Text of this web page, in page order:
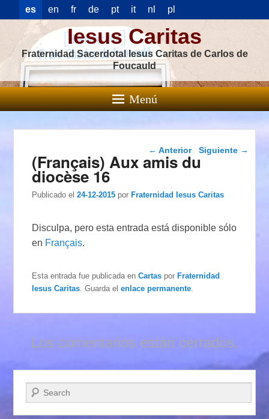
es en fr de pt it nl pl
Iesus Caritas
Fraternidad Sacerdotal Iesus Caritas de Carlos de
Foucauld
Menú
Navegación de
entradas
← Anterior Siguiente →
(Français) Aux amis du
diocèse 16
Publicado el 24-12-2015 porFraternidad Iesus Caritas
Disculpa, pero esta entrada está disponible sólo
en Français.
Esta entrada fue publicada enCartas porFraternidad
Iesus Caritas . Guarda elenlace permanente
Los comentarios están cerrados.
Buscar